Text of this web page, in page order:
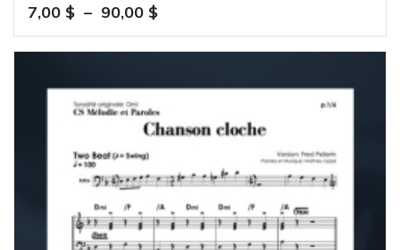
7,00 $ – 90,00 $Plage
de
prix :
à
90,00 $